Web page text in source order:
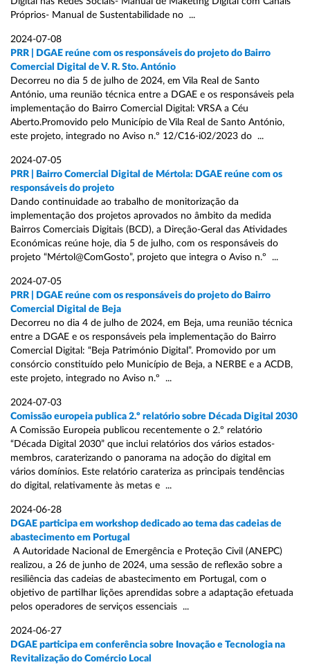
Próprios- Manual de Sustentabilidade no ...
2024-07-08
PRR | DGAE reúne com os responsáveis do projeto do Bairro
Comercial Digital de V. R. Sto. António
Decorreu no dia 5 de julho de 2024, em Vila Real de Santo
António, uma reunião técnica entre a DGAE e os responsáveis pela
implementação do Bairro Comercial Digital: VRSA a Céu
Aberto.Promovido pelo Município de Vila Real de Santo António,
este projeto, integrado no Aviso n.º 12/C16-i02/2023 do ...
2024-07-05
PRR | Bairro Comercial Digital de Mértola: DGAE reúne com os
responsáveis do projeto
Dando continuidade ao trabalho de monitorização da
implementação dos projetos aprovados no âmbito da medida
Bairros Comerciais Digitais (BCD), a Direção-Geral das Atividades
Económicas reúne hoje, dia 5 de julho, com os responsáveis do
projeto “Mértol@ComGosto”, projeto que integra o Aviso n.º ...
2024-07-05
PRR | DGAE reúne com os responsáveis do projeto do Bairro
Comercial Digital de Beja
Decorreu no dia 4 de julho de 2024, em Beja, uma reunião técnica
entre a DGAE e os responsáveis pela implementação do Bairro
Comercial Digital: “Beja Património Digital”. Promovido por um
consórcio constituído pelo Município de Beja, a NERBE e a ACDB,
este projeto, integrado no Aviso n.º ...
2024-07-03
Comissão europeia publica 2.º relatório sobre Década Digital 2030
A Comissão Europeia publicou recentemente o 2.º relatório
“Década Digital 2030” que inclui relatórios dos vários estados-
membros, caraterizando o panorama na adoção do digital em
vários domínios. Este relatório carateriza as principais tendências
do digital, relativamente às metas e ...
2024-06-28
DGAE participa em workshop dedicado ao tema das cadeias de
abastecimento em Portugal
A Autoridade Nacional de Emergência e Proteção Civil (ANEPC)
realizou, a 26 de junho de 2024, uma sessão de reflexão sobre a
resiliência das cadeias de abastecimento em Portugal, com o
objetivo de partilhar lições aprendidas sobre a adaptação efetuada
pelos operadores de serviços essenciais ...
2024-06-27
DGAE participa em conferência sobre Inovação e Tecnologia na
Revitalização do Comércio Local